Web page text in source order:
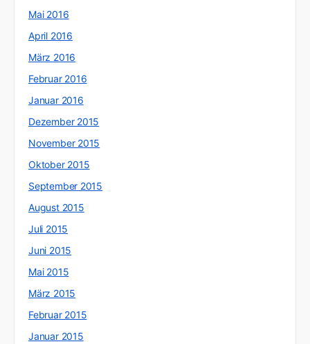
Mai 2016
April 2016
März 2016
Februar 2016
Januar 2016
Dezember 2015
November 2015
Oktober 2015
September 2015
August 2015
Juli 2015
Juni 2015
Mai 2015
März 2015
Februar 2015
Januar 2015